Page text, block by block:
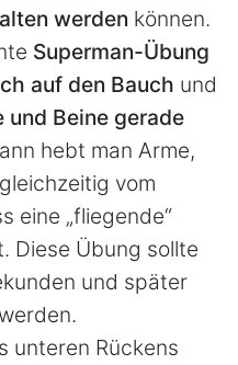
werden können.
Superman-Übung
auf den Bauch und
Beine gerade
hebt man Arme,
vom
eine „fliegende“
Diese Übung sollte
und später
unteren Rückens